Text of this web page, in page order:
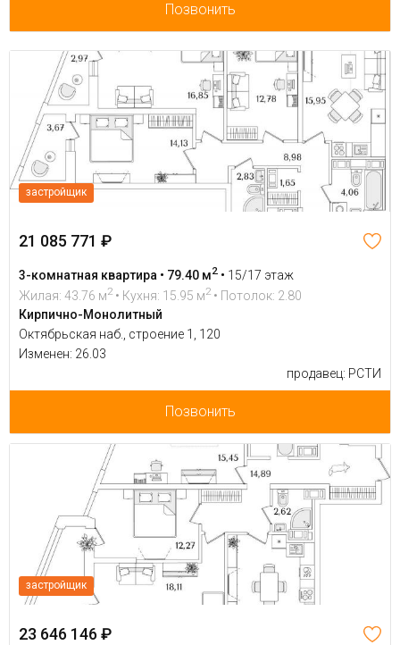
Позвонить
застройщик
21 085 771 ₽
3-комнатная квартира • 79.40 м2 • 15/17 этаж
Жилая: 43.76 м2 • Кухня: 15.95 м2 • Потолок: 2.80
Кирпично-Монолитный
Октябрьская наб., строение 1, 120
Изменен: 26.03
продавец: РСТИ
Позвонить
застройщик
23 646 146 ₽